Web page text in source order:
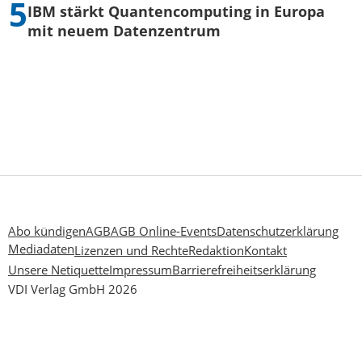
IBM stärkt Quantencomputing in Europa
mit neuem Datenzentrum
Abo kündigenAGBAGB Online-EventsDatenschutzerklärung
MediadatenLizenzen und RechteRedaktionKontakt
Unsere NetiquetteImpressumBarrierefreiheitserklärung
VDI Verlag GmbH 2026